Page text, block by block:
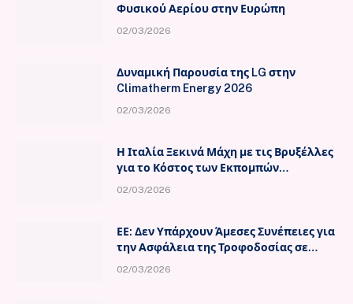
Φυσικού Αερίου στην Ευρώπη
02/03/2026
Δυναμική Παρουσία της LG στην
Climatherm Energy 2026
02/03/2026
Η Ιταλία Ξεκινά Μάχη με τις Βρυξέλλες
για το Κόστος των Εκπομπών
02/03/2026
ΕΕ: Δεν Υπάρχουν Άμεσες Συνέπειες για
την Ασφάλεια της Τροφοδοσίας σε
02/03/2026